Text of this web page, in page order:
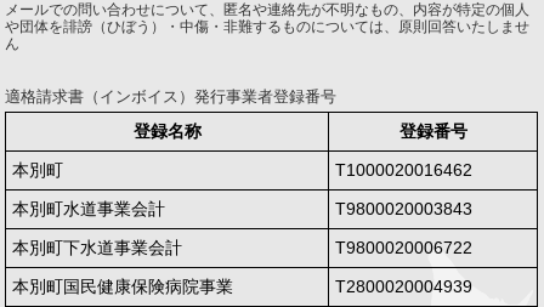
メールでの問い合わせについて、匿名や連絡先が不明なもの、内容が特定の個人
や団体を誹謗（ひぼう）・中傷・非難するものについては、原則回答いたしませ
ん
適格請求書（インボイス）発行事業者登録番号
登録名称
登録番号
本別町
T1000020016462
本別町水道事業会計
T9800020003843
本別町下水道事業会計
T9800020006722
本別町国民健康保険病院事業
T2800020004939